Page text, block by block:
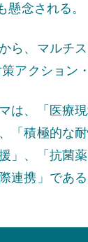
懸念される。
ら、マルチ
策アクション
は、「医療
「積極的な
」、「抗菌
連携」であ